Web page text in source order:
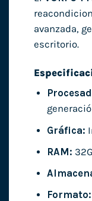
avanzada,
escritorio.
Gráfica:
RAM:
Formato: